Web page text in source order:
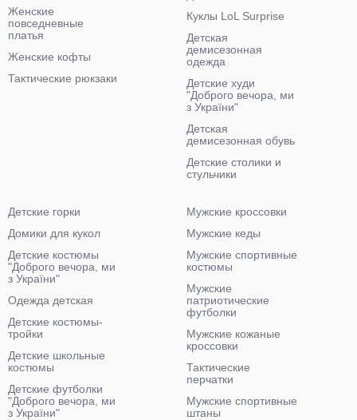
Женские
повседневные
платья
Женские кофты
Тактические рюкзаки
Куклы LoL Surprise
Детская
демисезонная
одежда
Детские худи
"Доброго вечора, ми
з України"
Детская
демисезонная обувь
Детские столики и
стульчики
Детские горки
Домики для кукол
Детские костюмы
"Доброго вечора, ми
з України"
Одежда детская
Детские костюмы-
тройки
Детские школьные
костюмы
Детские футболки
"Доброго вечора, ми
з України"
Мужские кроссовки
Мужские кеды
Мужские спортивные
костюмы
Мужские
патриотические
футболки
Мужские кожаные
кроссовки
Тактические
перчатки
Мужские спортивные
штаны